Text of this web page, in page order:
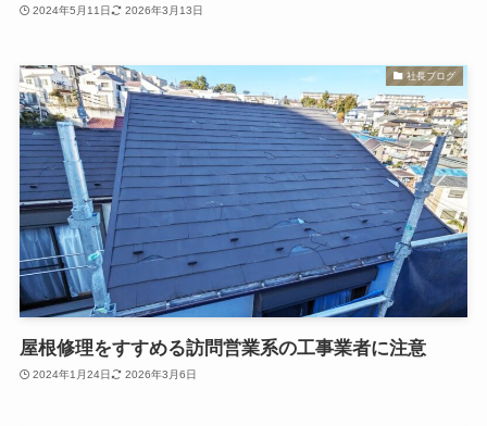
2024年5月11日 2026年3月13日
社長ブログ
屋根修理をすすめる訪問営業系の工事業者に注意
2024年1月24日 2026年3月6日